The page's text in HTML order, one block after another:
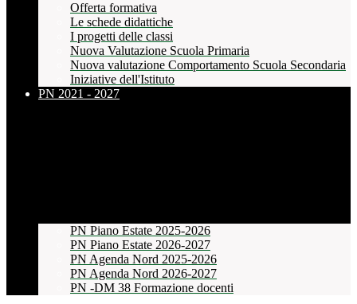
Offerta formativa
Le schede didattiche
I progetti delle classi
Nuova Valutazione Scuola Primaria
Nuova valutazione Comportamento Scuola Secondaria
Iniziative dell'Istituto
PN 2021 - 2027
PN Piano Estate 2025-2026
PN Piano Estate 2026-2027
PN Agenda Nord 2025-2026
PN Agenda Nord 2026-2027
PN -DM 38 Formazione docenti